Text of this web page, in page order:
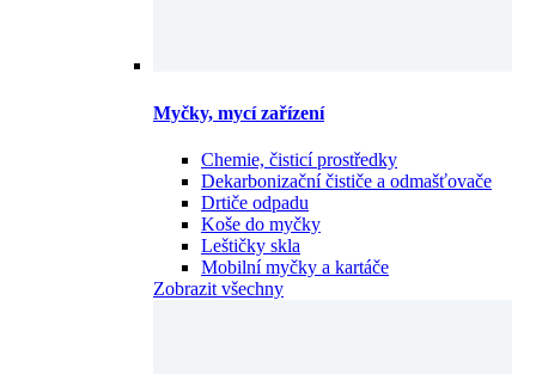
Myčky, mycí zařízení
Chemie, čisticí prostředky
Dekarbonizační čističe a odmašťovače
Drtiče odpadu
Koše do myčky
Leštičky skla
Mobilní myčky a kartáče
Zobrazit všechny